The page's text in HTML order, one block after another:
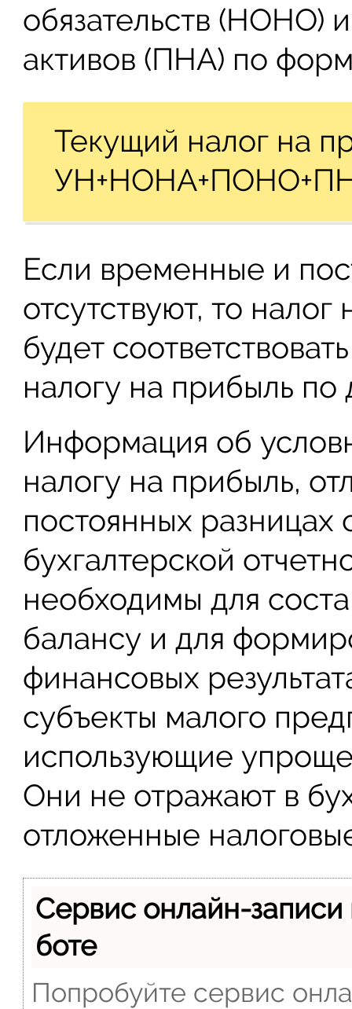
обязательств (НОНО)
активов (ПНА) по
Текущий налог на
Если временные и
отсутствуют, то
будет
налогу на прибыль
Информация об
налогу на прибыль,
постоянных разницах
бухгалтерской
необходимы для
балансу и для
финансовых
субъекты малого
использующие
Они не отражают в
отложенные
Сервис онлайн-
боте
Попробуйте сервис